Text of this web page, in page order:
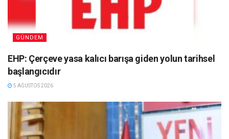
GÜNDEM
EHP: Çerçeve yasa kalıcı barışa giden yolun tarihsel
başlangıcıdır
5 AĞUSTOS 2026